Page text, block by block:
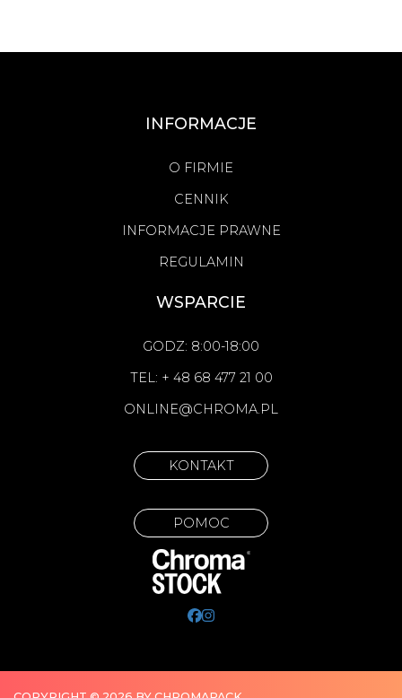
INFORMACJE
O FIRMIE
CENNIK
INFORMACJE PRAWNE
REGULAMIN
WSPARCIE
GODZ: 8:00-18:00
TEL: + 48 68 477 21 00
ONLINE@CHROMA.PL
KONTAKT
POMOC